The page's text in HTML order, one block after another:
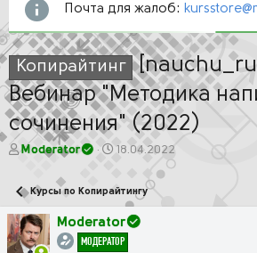
Почта для жалоб:
Копирайтинг
Вебинар "Методика
сочинения" (2022)
А
о
р
т
е
Moderator
Д
а
а
ч
18.04.2022
Курсы по Копирайтингу
Moderator
МОДЕРАТОР